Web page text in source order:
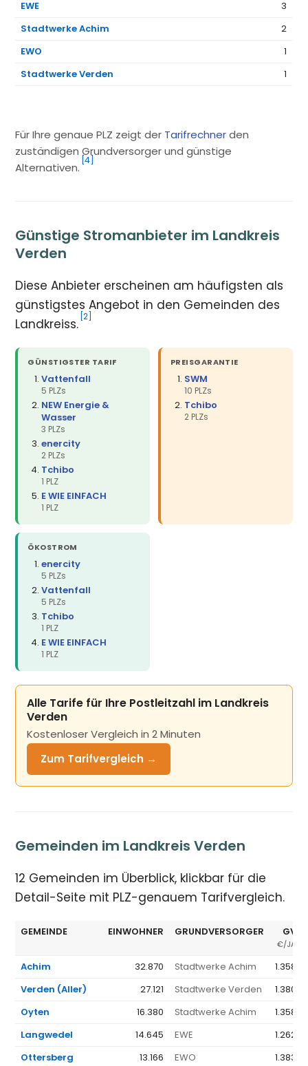
EWE
3
Stadtwerke Achim
2
EWO
1
Stadtwerke Verden
1
Für Ihre genaue PLZ zeigt der Tarifrechnerden
zuständigen Grundversorger und günstige
Alternativen.
[4]
Günstige Stromanbieter im Landkreis
Verden
Diese Anbieter erscheinen am häufigsten als
günstigstes Angebot in den Gemeinden des
Landkreiss. [2]
GÜNSTIGSTER TARIF
Vattenfall
5 PLZs
NEW Energie &
Wasser
3 PLZs
enercity
2 PLZs
Tchibo
1 PLZ
E WIE EINFACH
1 PLZ
PREISGARANTIE
SWM
10 PLZs
Tchibo
2 PLZs
ÖKOSTROM
enercity
5 PLZs
Vattenfall
5 PLZs
Tchibo
1 PLZ
E WIE EINFACH
1 PLZ
Alle Tarife für Ihre Postleitzahl im Landkreis
Verden
Kostenloser Vergleich in 2 Minuten
Zum Tarifvergleich →
Gemeinden im Landkreis Verden
12 Gemeinden im Überblick, klickbar für die
Detail-Seite mit PLZ-genauem Tarifvergleich.
GEMEINDE EINWOHNER GRUNDVERSORGER GV Ø
€/JAHR
Achim 32.870 Stadtwerke Achim
1.358 €
Verden (Aller)
27.121 Stadtwerke Verden
1.380 €
Oyten
16.380 Stadtwerke Achim
1.358 €
Langwedel
14.645 EWE
1.262 €
Ottersberg
13.166 EWO
1.383 €